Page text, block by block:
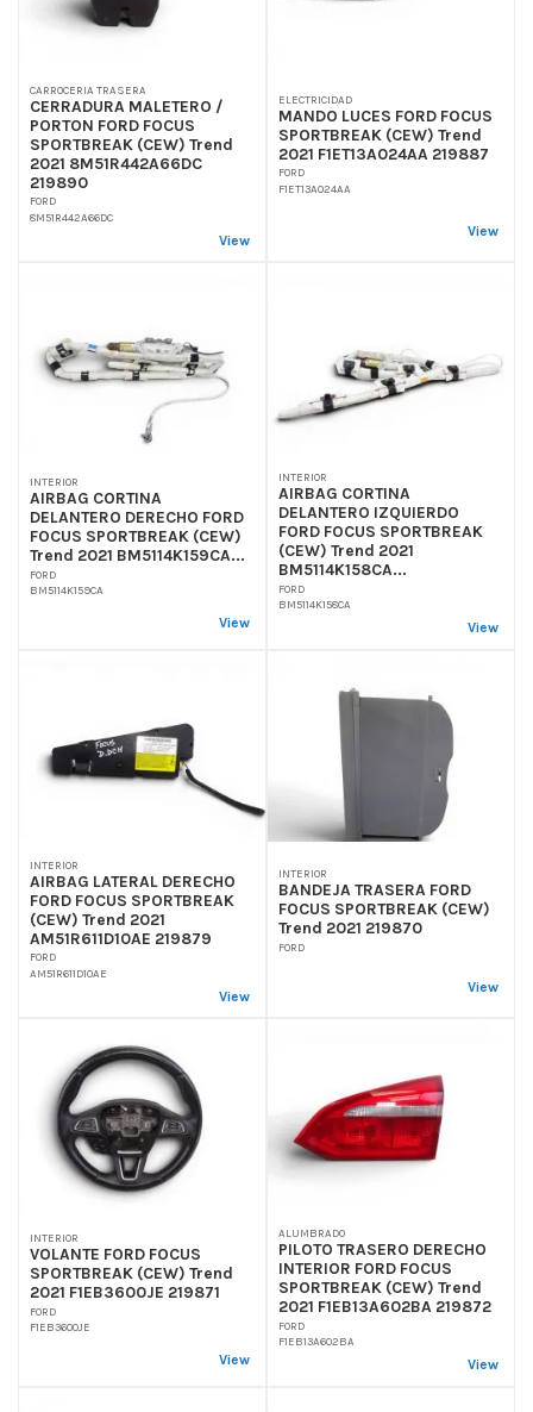
CARROCERIA TRASERA
CERRADURA MALETERO /
PORTON FORD FOCUS
SPORTBREAK (CEW) Trend
2021 8M51R442A66DC
219890
FORD
8M51R442A66DC
View
ELECTRICIDAD
MANDO LUCES FORD FOCUS
SPORTBREAK (CEW) Trend
2021 F1ET13A024AA 219887
FORD
F1ET13A024AA
View
INTERIOR
AIRBAG CORTINA
DELANTERO DERECHO FORD
FOCUS SPORTBREAK (CEW)
Trend 2021 BM5114K159CA...
FORD
BM5114K159CA
View
INTERIOR
AIRBAG CORTINA
DELANTERO IZQUIERDO
FORD FOCUS SPORTBREAK
(CEW) Trend 2021
BM5114K158CA...
FORD
BM5114K158CA
View
INTERIOR
AIRBAG LATERAL DERECHO
FORD FOCUS SPORTBREAK
(CEW) Trend 2021
AM51R611D10AE 219879
FORD
AM51R611D10AE
View
INTERIOR
BANDEJA TRASERA FORD
FOCUS SPORTBREAK (CEW)
Trend 2021 219870
FORD
View
INTERIOR
VOLANTE FORD FOCUS
SPORTBREAK (CEW) Trend
2021 F1EB3600JE 219871
FORD
F1EB3600JE
View
ALUMBRADO
PILOTO TRASERO DERECHO
INTERIOR FORD FOCUS
SPORTBREAK (CEW) Trend
2021 F1EB13A602BA 219872
FORD
F1EB13A602BA
View